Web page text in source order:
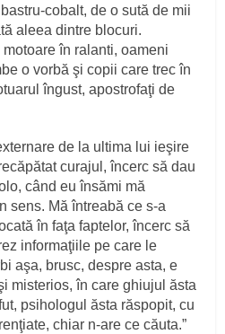
de o sută de mii
aleea dintre blocuri.
în ralanti, oameni
o vorbă şi copii care trec în
îngust, apostrofaţi de
de la ultima lui ieşire
curajul, încerc să dau
când eu însămi mă
sens. Mă întreabă ce s‑a
în faţa faptelor, încerc să
informaţiile pe care le
aşa, brusc, despre asta, e
misterios, în care ghiujul ăsta
psihologul ăsta răs­popit, cu
chiar n‑are ce căuta.”